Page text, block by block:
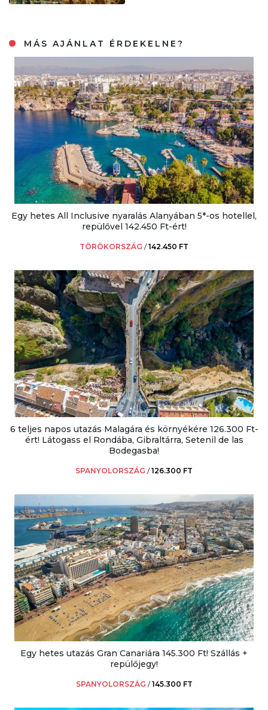
MÁS AJÁNLAT ÉRDEKELNE?
Egy hetes All Inclusive nyaralás Alanyában 5*-os hotellel,
repülővel 142.450 Ft-ért!
TÖRÖKORSZÁG /142.450 FT
6 teljes napos utazás Malagára és környékére 126.300 Ft-
ért! Látogass el Rondába, Gibraltárra, Setenil de las
Bodegasba!
SPANYOLORSZÁG /126.300 FT
Egy hetes utazás Gran Canariára 145.300 Ft! Szállás +
repülőjegy!
SPANYOLORSZÁG /145.300 FT